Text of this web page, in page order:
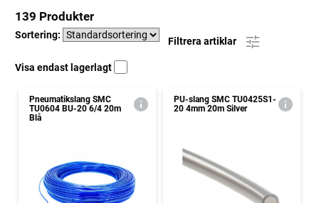
139 Produkter
Sortering:
Filtrera artiklar
Visa endast lagerlagt
Pneumatikslang SMC
TU0604 BU-20 6/4 20m
Blå
PU-slang SMC TU0425S1-
20 4mm 20m Silver